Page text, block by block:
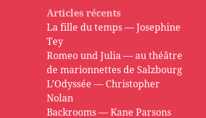
Articles récents
La fille du temps — Josephine
Tey
Romeo und Julia — au théâtre
de marionnettes de Salzbourg
L’Odyssée — Christopher
Nolan
Backrooms — Kane Parsons